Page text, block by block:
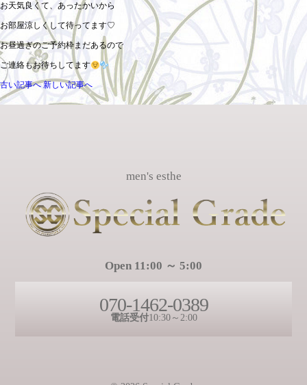
お天気良くて、あったかいから
お部屋涼しくして待ってます♡
お昼過ぎのご予約枠まだあるので
ご連絡もお待ちしてます
古い記事へ 新しい記事へ
men's esthe
Open 11:00 ～ 5:00
070-1462-0389
電話受付10:30～2:00